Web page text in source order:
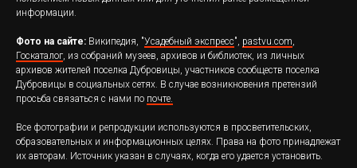
информации.
Фото на сайте: Википедия, "Усадебный экспресс", pastvu.com
Госкаталог , из собраний музеев, архивов и библиотек, из личных
архивов жителей поселка Дубровицы, участников сообществ поселка
Дубровицы в социальных сетях. В случае возникновения претензий
просьба связаться с нами по почте.
Все фотографии и репродукции используются в просветительских,
образовательных и информационных целях. Права на фото принадлежат
их авторам. Источник указан в случаях, когда его удается установить.